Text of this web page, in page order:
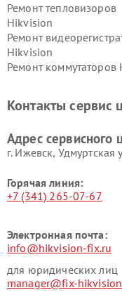
Ремонт тепловизоров
Hikvision
Ремонт
Hikvision
Ремонт коммутаторов
Контакты сервис
Адрес сервисного
г. Ижевск, Удмуртская
Горячая линия:
+7 (341) 265-07-67
Электронная почта:
info@hikvision-fix.ru
для юридических лиц
manager@fix-